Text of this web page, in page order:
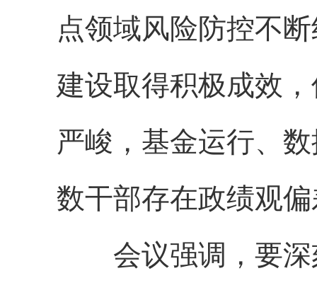
点领域风险防控不
建设取得积极成效
严峻，基金运行、
数干部存在政绩观
会议强调，要